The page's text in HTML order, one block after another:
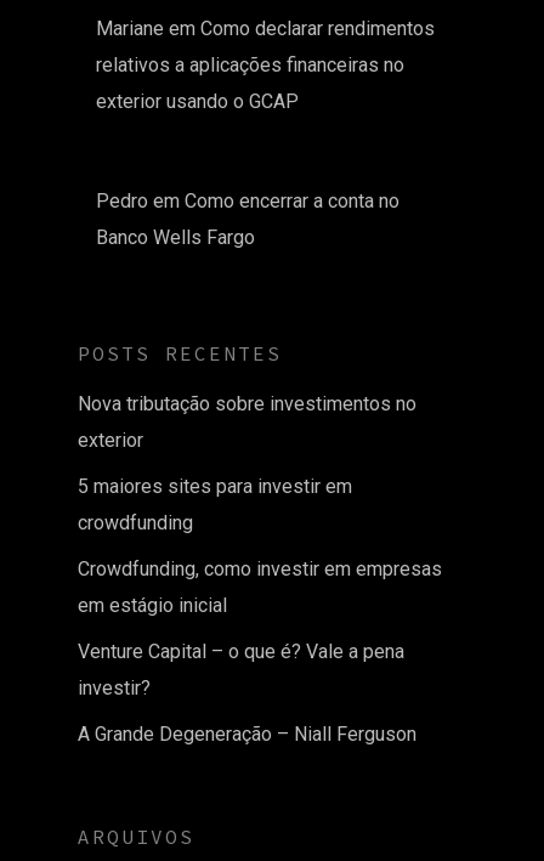
Mariane em Como declarar rendimentos
relativos a aplicações financeiras no
exterior usando o GCAP
Pedro em Como encerrar a conta no
Banco Wells Fargo
POSTS RECENTES
Nova tributação sobre investimentos no
exterior
5 maiores sites para investir em
crowdfunding
Crowdfunding, como investir em empresas
em estágio inicial
Venture Capital – o que é? Vale a pena
investir?
A Grande Degeneração – Niall Ferguson
ARQUIVOS